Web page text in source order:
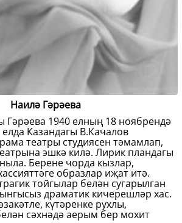
Наилә Гәрәева
Гәрәева 1940 елның 18 ноябрендә
елда Казандагы В.Качалов
театры студиясен тәмамлап,
эшкә килә. Лирик пландагы
Берене чорда кызлар,
образлар иҗат итә.
тойгылар белән сугарылган
драматик кичерешләр хас.
күтәренке рухлы,
сәхнәдә аерым бер мохит